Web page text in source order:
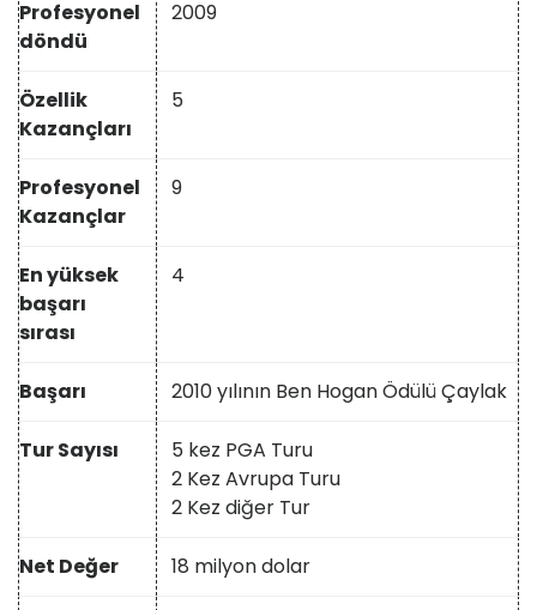
Profesyonel
döndü
2009
Özellik
Kazançları
5
Profesyonel
Kazançlar
9
En yüksek
başarı
sırası
4
Başarı 2010 yılının Ben Hogan Ödülü Çaylak
Tur Sayısı
5 kez PGA Turu
2 Kez Avrupa Turu
2 Kez diğer Tur
Net Değer 18 milyon dolar